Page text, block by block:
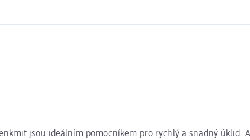
jsou ideálním pomocníkem pro rychlý a snadný